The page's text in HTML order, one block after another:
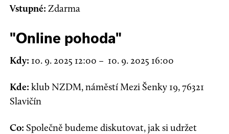
Vstupné: Zdarma
"Online pohoda"
Kdy: 10. 9. 2025 12:00 – 10. 9. 2025 16:00
Kde:klub NZDM,náměstí Mezi Šenky 19,76321
Slavičín
Co: Společně budeme diskutovat, jak si udržet